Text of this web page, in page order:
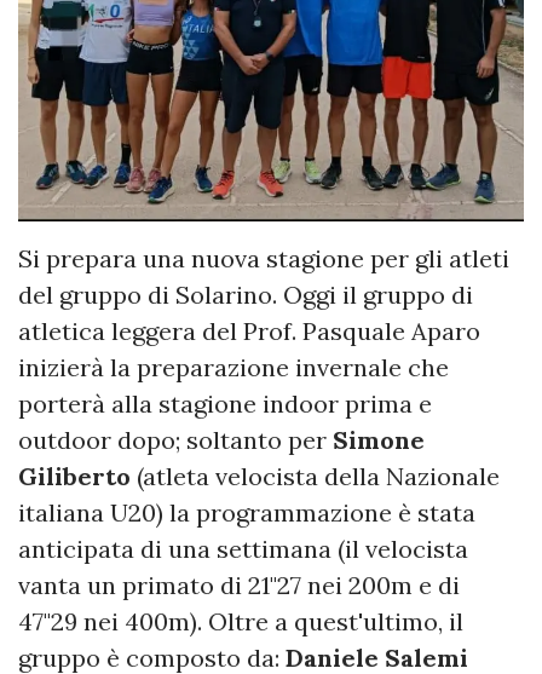
Si prepara una nuova stagione per gli atleti
del gruppo di Solarino. Oggi il gruppo di
atletica leggera del Prof. Pasquale Aparo
inizierà la preparazione invernale che
porterà alla stagione indoor prima e
outdoor dopo; soltanto per Simone
Giliberto (atleta velocista della Nazionale
italiana U20) la programmazione è stata
anticipata di una settimana (il velocista
vanta un primato di 21"27 nei 200m e di
47"29 nei 400m). Oltre a quest'ultimo, il
gruppo è composto da: Daniele Salemi